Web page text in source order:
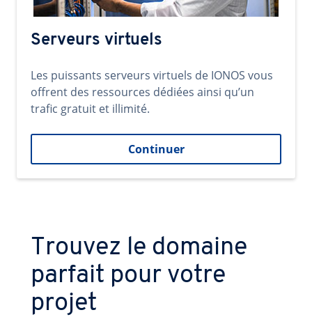
Serveurs virtuels
Les puissants serveurs virtuels de IONOS vous
offrent des ressources dédiées ainsi qu’un
trafic gratuit et illimité.
Continuer
Trouvez le domaine
parfait pour votre
projet